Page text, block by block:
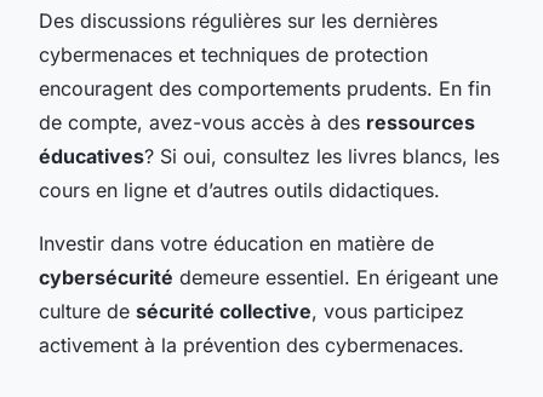
Des discussions régulières sur les dernières
cybermenaces et techniques de protection
encouragent des comportements prudents. En fin
de compte, avez-vous accès à des ressources
éducatives? Si oui, consultez les livres blancs, les
cours en ligne et d’autres outils didactiques.
Investir dans votre éducation en matière de
cybersécurité demeure essentiel. En érigeant une
culture de sécurité collective, vous participez
activement à la prévention des cybermenaces.